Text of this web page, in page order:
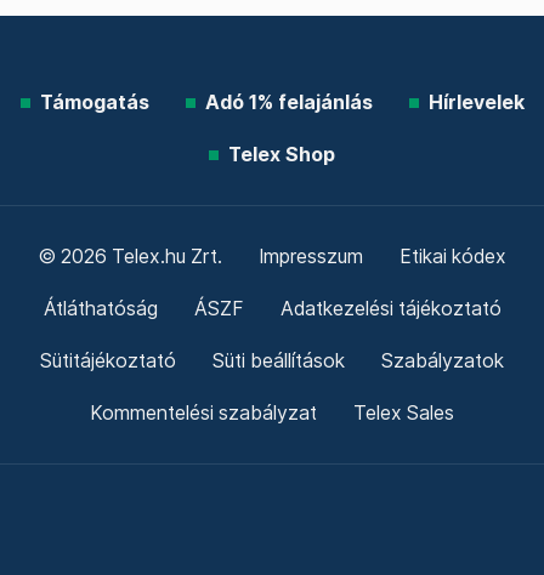
Támogatás Adó 1% felajánlás Hírlevelek
Telex Shop
© 2026 Telex.hu Zrt. Impresszum Etikai kódex
Átláthatóság ÁSZF Adatkezelési tájékoztató
Sütitájékoztató Süti beállítások Szabályzatok
Kommentelési szabályzat Telex Sales